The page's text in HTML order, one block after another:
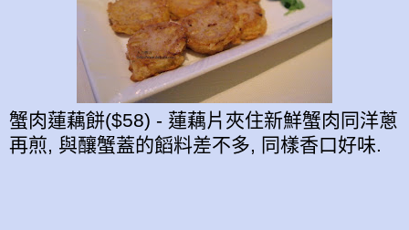
蟹肉蓮藕餅($58) - 蓮藕片夾住新鮮蟹肉同洋蔥
再煎, 與釀蟹蓋的饀料差不多, 同樣香口好味.